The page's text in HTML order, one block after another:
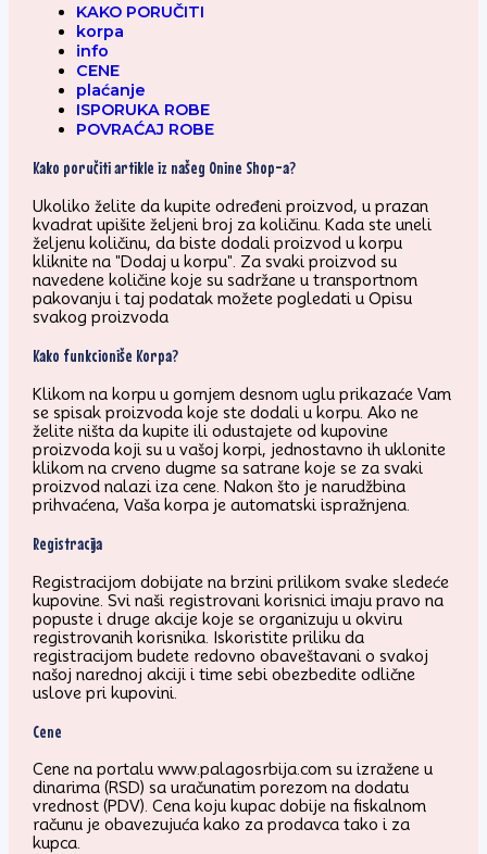
KAKO PORUČITI
korpa
info
CENE
plaćanje
ISPORUKA ROBE
POVRAĆAJ ROBE
Kako poručiti artikle iz našeg Onine Shop-a?
Ukoliko želite da kupite određeni proizvod, u prazan
kvadrat upišite željeni broj za količinu. Kada ste uneli
željenu količinu, da biste dodali proizvod u korpu
kliknite na "Dodaj u korpu". Za svaki proizvod su
navedene količine koje su sadržane u transportnom
pakovanju i taj podatak možete pogledati u Opisu
svakog proizvoda
Kako funkcioniše Korpa?
Klikom na korpu u gornjem desnom uglu prikazaće Vam
se spisak proizvoda koje ste dodali u korpu. Ako ne
želite ništa da kupite ili odustajete od kupovine
proizvoda koji su u vašoj korpi, jednostavno ih uklonite
klikom na crveno dugme sa satrane koje se za svaki
proizvod nalazi iza cene. Nakon što je narudžbina
prihvaćena, Vaša korpa je automatski ispražnjena.
Registracija
Registracijom dobijate na brzini prilikom svake sledeće
kupovine. Svi naši registrovani korisnici imaju pravo na
popuste i druge akcije koje se organizuju u okviru
registrovanih korisnika. Iskoristite priliku da
registracijom budete redovno obaveštavani o svakoj
našoj narednoj akciji i time sebi obezbedite odlične
uslove pri kupovini.
Cene
Cene na portalu www.palagosrbija.com su izražene u
dinarima (RSD) sa uračunatim porezom na dodatu
vrednost (PDV). Cena koju kupac dobije na fiskalnom
računu je obavezujuća kako za prodavca tako i za
kupca.